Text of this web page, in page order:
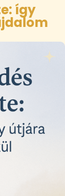
így